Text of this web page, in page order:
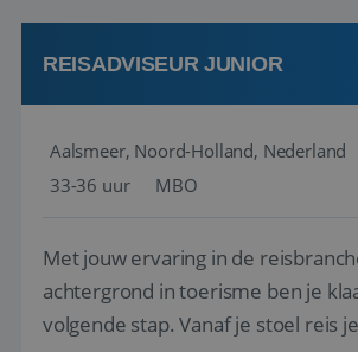
werken: of het nu gaat om vragen
REISADVISEUR JUNIOR
Aalsmeer, Noord-Holland, Nederland
33-36 uur
MBO
Met jouw ervaring in de
achtergrond in toerisme ben je
volgende stap. Vanaf je stoel reis